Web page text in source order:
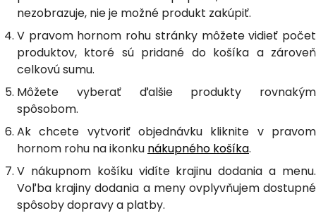
nezobrazuje, nie je možné produkt zakúpiť.
V pravom hornom rohu stránky môžete vidieť počet
produktov, ktoré sú pridané do košíka a zároveň
celkovú sumu.
Môžete vyberať ďalšie produkty rovnakým
spôsobom.
Ak chcete vytvoriť objednávku kliknite v pravom
hornom rohu na ikonku nákupného košíka.
V nákupnom košíku vidíte krajinu dodania a menu.
Voľba krajiny dodania a meny ovplyvňujem dostupné
spôsoby dopravy a platby.